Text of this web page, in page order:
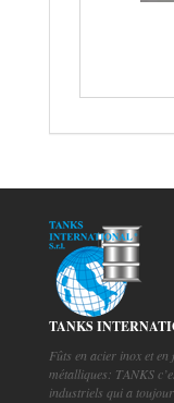
TANKS
Fûts en acier inox et en
métalliques: TANKS
industriels qui a